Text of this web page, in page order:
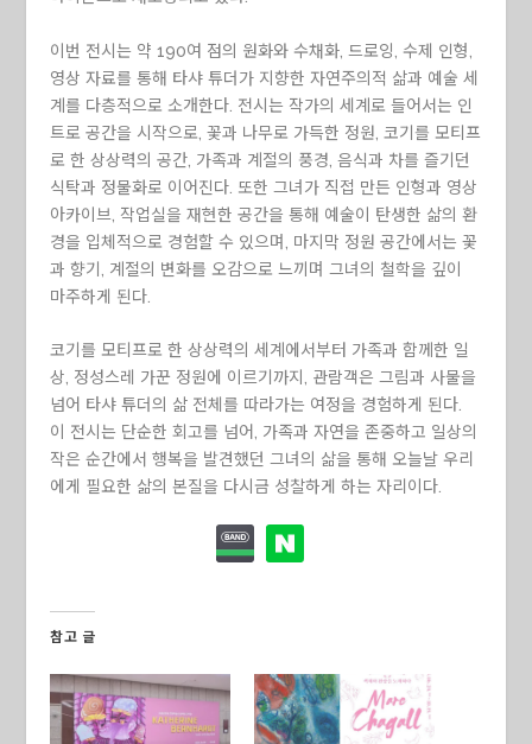
이번 전시는 약 190여 점의 원화와 수채화, 드로잉, 수제 인형,
영상 자료를 통해 타샤 튜더가 지향한 자연주의적 삶과 예술 세
계를 다층적으로 소개한다. 전시는 작가의 세계로 들어서는 인
트로 공간을 시작으로, 꽃과 나무로 가득한 정원, 코기를 모티프
로 한 상상력의 공간, 가족과 계절의 풍경, 음식과 차를 즐기던
식탁과 정물화로 이어진다. 또한 그녀가 직접 만든 인형과 영상
아카이브, 작업실을 재현한 공간을 통해 예술이 탄생한 삶의 환
경을 입체적으로 경험할 수 있으며, 마지막 정원 공간에서는 꽃
과 향기, 계절의 변화를 오감으로 느끼며 그녀의 철학을 깊이
마주하게 된다.
코기를 모티프로 한 상상력의 세계에서부터 가족과 함께한 일
상, 정성스레 가꾼 정원에 이르기까지, 관람객은 그림과 사물을
넘어 타샤 튜더의 삶 전체를 따라가는 여정을 경험하게 된다.
이 전시는 단순한 회고를 넘어, 가족과 자연을 존중하고 일상의
작은 순간에서 행복을 발견했던 그녀의 삶을 통해 오늘날 우리
에게 필요한 삶의 본질을 다시금 성찰하게 하는 자리이다.
참고 글